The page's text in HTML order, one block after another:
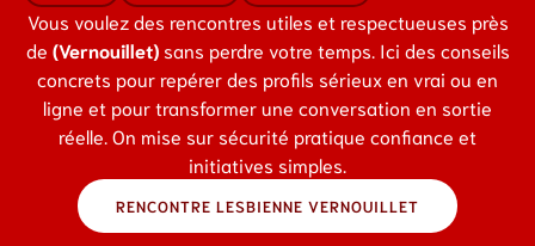
Vous voulez des rencontres utiles et respectueuses près
de (Vernouillet)sans perdre votre temps. Ici des conseils
concrets pour repérer des profils sérieux en vrai ou en
ligne et pour transformer une conversation en sortie
réelle. On mise sur sécurité pratique confiance et
initiatives simples.
RENCONTRE LESBIENNE VERNOUILLET